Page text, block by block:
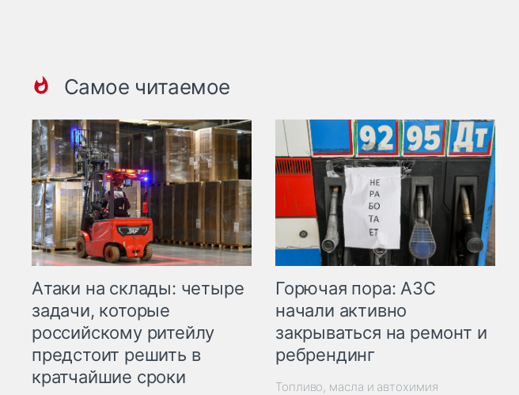
Самое читаемое
Атаки на склады: четыре
задачи, которые
российскому ритейлу
предстоит решить в
кратчайшие сроки
Горючая пора: АЗС
начали активно
закрываться на ремонт и
ребрендинг
Топливо, масла и автохимия